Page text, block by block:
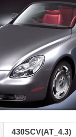
430SCV(AT_4.3)